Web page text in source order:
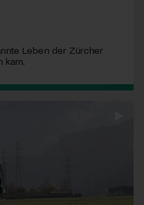
Leben der Zürcher
kam.